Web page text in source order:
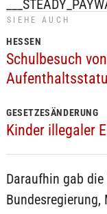
SIEHE AUCH
HESSEN
Schulbesuch
GESETZESÄNDERUNG
Kinder illegaler
Daraufhin gab
Bundesregierung,